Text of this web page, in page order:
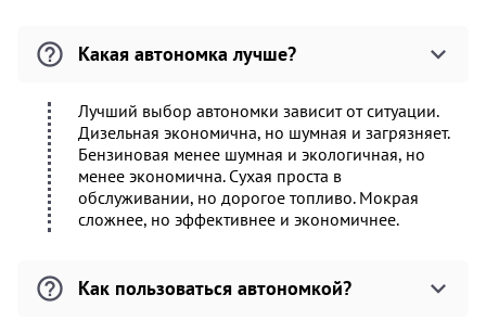
Какая автономка лучше?
Лучший выбор автономки зависит от ситуации.
Дизельная экономична, но шумная и загрязняет.
Бензиновая менее шумная и экологичная, но
менее экономична. Сухая проста в
обслуживании, но дорогое топливо. Мокрая
сложнее, но эффективнее и экономичнее.
Как пользоваться автономкой?